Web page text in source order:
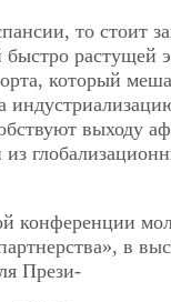
то стоит
растущей
который
выходу
в
Прези-